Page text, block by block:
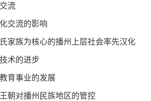
流
交流的影响
族为核心的播州上层社会率先汉化
术的进步
事业的发展
对播州民族地区的管控